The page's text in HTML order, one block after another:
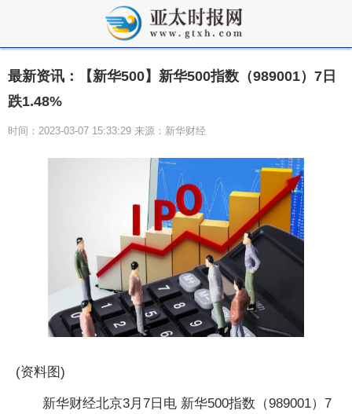
最新资讯：【新华500】新华500指数（989001）7日
跌1.48%
时间：2023-03-07 15:33:29 来源：新华财经
(资料图)
新华财经北京3月7日电 新华500指数（989001）7